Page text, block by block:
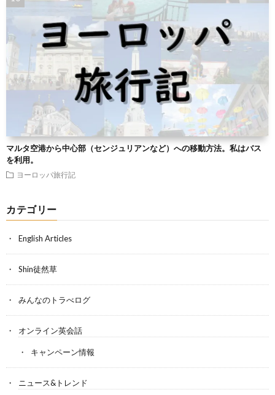
マルタ空港から中心部（センジュリアンなど）への移動方法。私はバス
を利用。
ヨーロッパ旅行記
カテゴリー
English Articles
Shin徒然草
みんなのトラべログ
オンライン英会話
キャンペーン情報
ニュース&トレンド